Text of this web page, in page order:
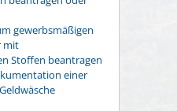
gewerbsmäßigen
mit
Stoffen beantragen
einer